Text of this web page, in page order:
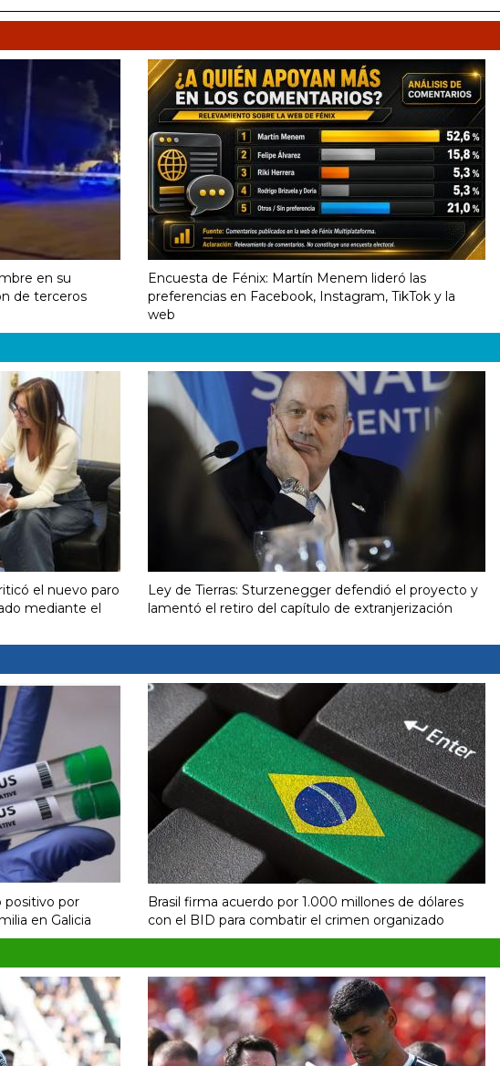
en su
de terceros
Encuesta de Fénix: Martín Menem lideró las
preferencias en Facebook, Instagram, TikTok y la
web
el nuevo paro
mediante el
Ley de Tierras: Sturzenegger defendió el proyecto y
lamentó el retiro del capítulo de extranjerización
positivo por
en Galicia
Brasil firma acuerdo por 1.000 millones de dólares
con el BID para combatir el crimen organizado